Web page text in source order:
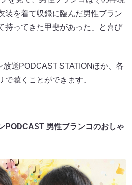
装を着て収録に臨んだ男性ブラン
持ってきた甲斐があった」と喜び
送PODCAST STATIONほか、各
で聴くことができます。
PODCAST 男性ブランコのおしゃ